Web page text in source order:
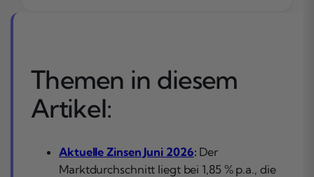
Themen in diesem
Artikel:
Aktuelle Zinsen Juni 2026: Der
Marktdurchschnitt liegt bei 1,85 % p.a., die